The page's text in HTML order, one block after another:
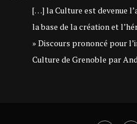
[…] la Culture est devenue
la base de la création et
» Discours prononcé pour
Culture de Grenoble par